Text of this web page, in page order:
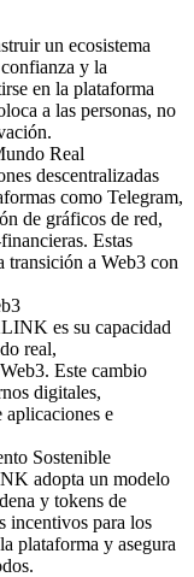
un ecosistema
y la
en la plataforma
a las personas, no
Real
descentralizadas
como Telegram,
de gráficos de red,
Estas
transición a Web3 con
es su capacidad
real,
Este cambio
digitales,
aplicaciones e
Sostenible
adopta un modelo
y tokens de
incentivos para los
plataforma y asegura